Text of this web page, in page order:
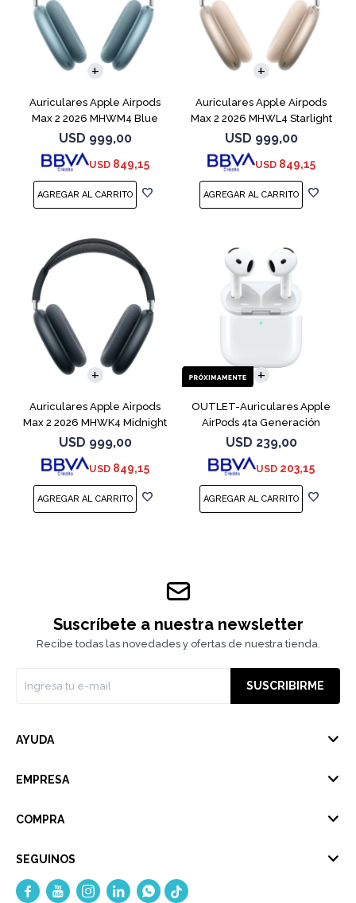
Auriculares Apple Airpods
Max 2 2026 MHWM4 Blue
USD 999,00
USD 849,15
Auriculares Apple Airpods
Max 2 2026 MHWL4 Starlight
USD 999,00
USD 849,15
Auriculares Apple Airpods
Max 2 2026 MHWK4 Midnight
USD 999,00
USD 849,15
OUTLET-Auriculares Apple
AirPods 4ta Generación
MXP63 White
USD 239,00
USD 203,15
Suscríbete a nuestra newsletter
Recibe todas las novedades y ofertas de nuestra tienda.
SUSCRIBIRME
AYUDA
EMPRESA
COMPRA
SEGUINOS
    